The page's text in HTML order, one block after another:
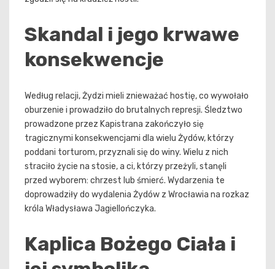
Skandal i jego krwawe
konsekwencje
Według relacji, Żydzi mieli znieważać hostię, co wywołało
oburzenie i prowadziło do brutalnych represji. Śledztwo
prowadzone przez Kapistrana zakończyło się
tragicznymi konsekwencjami dla wielu Żydów, którzy
poddani torturom, przyznali się do winy. Wielu z nich
straciło życie na stosie, a ci, którzy przeżyli, stanęli
przed wyborem: chrzest lub śmierć. Wydarzenia te
doprowadziły do wydalenia Żydów z Wrocławia na rozkaz
króla Władysława Jagiellończyka.
Kaplica Bożego Ciała i